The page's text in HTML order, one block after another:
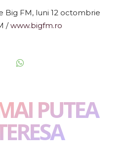
Big FM, luni 12 octombrie
/www.bigfm.ro
PUTEA